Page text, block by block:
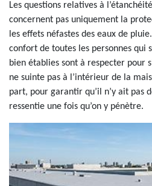
Les questions relatives à
concernent pas uniquement la
les effets néfastes des eaux de
confort de toutes les personnes qui
bien établies sont à respecter pour
ne suinte pas à l’intérieur de la
part, pour garantir qu’il n’y ait pas
ressentie une fois qu’on y pénètre.